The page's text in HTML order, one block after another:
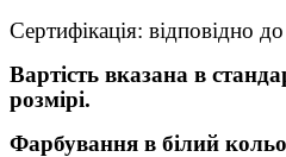
Сертифікація: відповідно
Вартість вказана в
розмірі.
Фарбування в білий